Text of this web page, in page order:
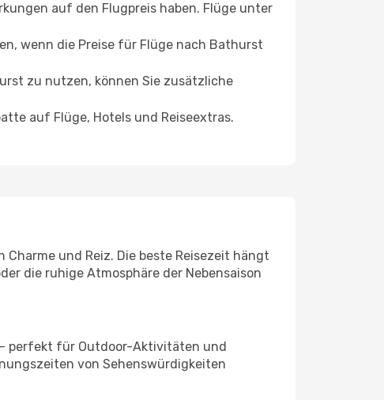
auf den Flugpreis haben. Flüge unter
wenn die Preise für Flüge nach Bathurst
zu nutzen, können Sie zusätzliche
auf Flüge, Hotels und Reiseextras.
und Reiz. Die beste Reisezeit hängt
die ruhige Atmosphäre der Nebensaison
perfekt für Outdoor-Aktivitäten und
von Sehenswürdigkeiten